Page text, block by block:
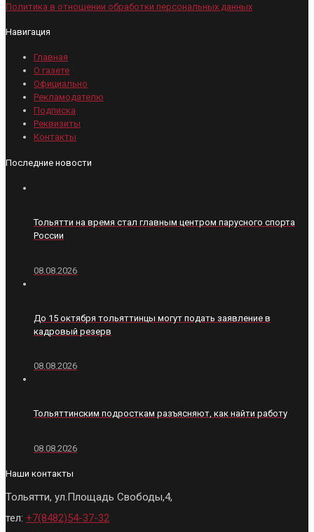
Политика в отношении обработки персональных данных
Навигация
Главная
О газете
Официально
Рекламодателю
Подписка
Реквизиты
Контакты
Последние новости
Тольятти на время стал главным центром парусного спорта
России
08.08.2026
До 15 октября тольяттинцы могут подать заявление в
кадровый резерв
08.08.2026
Тольяттинским подросткам разъясняют, как найти работу
08.08.2026
Наши контакты
Тольятти, ул.Площадь Свободы,4,
тел: +7(8482)54-37-32